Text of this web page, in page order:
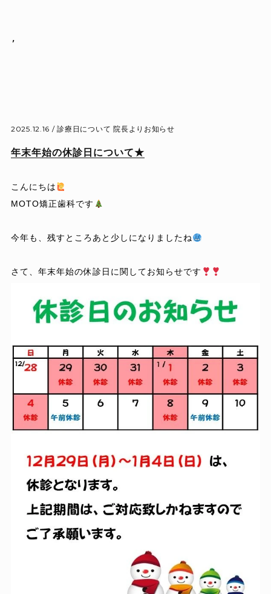
,
2025.12.16 /診療日について 院長よりお知らせ
年末年始の休診日について★
こんにちは
MOTO矯正歯科です
今年も、残すところあと少しになりましたね
さて、年末年始の休診日に関してお知らせです